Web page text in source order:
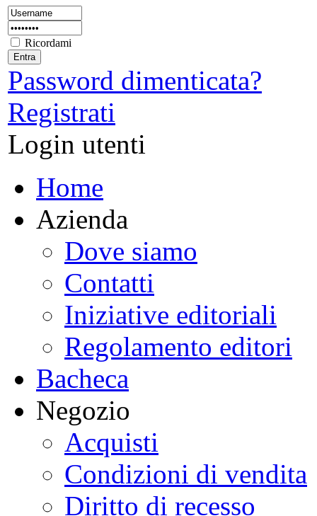
Ricordami
Password dimenticata?
Registrati
Login utenti
Home
Azienda
Dove siamo
Contatti
Iniziative editoriali
Regolamento editori
Bacheca
Negozio
Acquisti
Condizioni di vendita
Diritto di recesso